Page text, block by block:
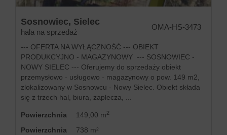
ofertę
Sosnowiec, Sielec
hala na sprzedaż
OMA-HS-3473
--- OFERTA NA WYŁĄCZNOŚĆ --- OBIEKT
PRODUKCYJNO - MAGAZYNOWY --- SOSNOWIEC -
NOWY SIELEC --- Oferujemy do sprzedaży obiekt
przemysłowo - usługowo - magazynowy o pow. 149 m2,
zlokalizowany w Sosnowcu - Nowy Sielec. Obiekt składa
się z trzech hal, biura, zaplecza, ...
Powierzchnia 149,00 m2
Powierzchnia
738 m²